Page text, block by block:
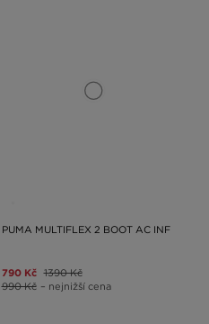
PUMA MULTIFLEX 2 BOOT AC INF
790 Kč 1390 Kč
990 Kč – nejnižší cena